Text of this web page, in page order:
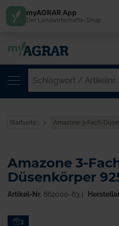
Startseite Amazone 3-Fach-
Zum3
Amazone 3-
Düsenkörper
Artikel-Nr. 862000-63
myAGRAR App
Der Landwirtschafts-Shop